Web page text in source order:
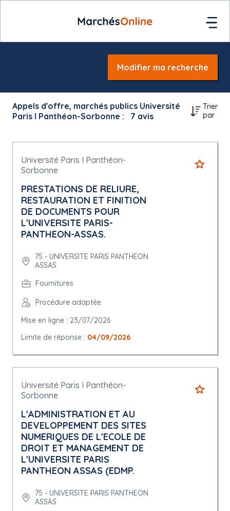
Modifier ma recherche
Appels d'offre, marchés publics Université
Paris I Panthéon-Sorbonne :
7 avis
Trier
par
Université Paris I Panthéon-
Sorbonne
PRESTATIONS DE RELIURE,
RESTAURATION ET FINITION
DE DOCUMENTS POUR
L'UNIVERSITE PARIS-
PANTHEON-ASSAS.
75 - UNIVERSITE PARIS PANTHEON
ASSAS
Fournitures
Procédure adaptée
Mise en ligne : 23/07/2026
Limite de réponse : 04/09/2026
Université Paris I Panthéon-
Sorbonne
L'ADMINISTRATION ET AU
DEVELOPPEMENT DES SITES
NUMERIQUES DE L'ECOLE DE
DROIT ET MANAGEMENT DE
L'UNIVERSITE PARIS
PANTHEON ASSAS (EDMP.
75 - UNIVERSITE PARIS PANTHEON
ASSAS